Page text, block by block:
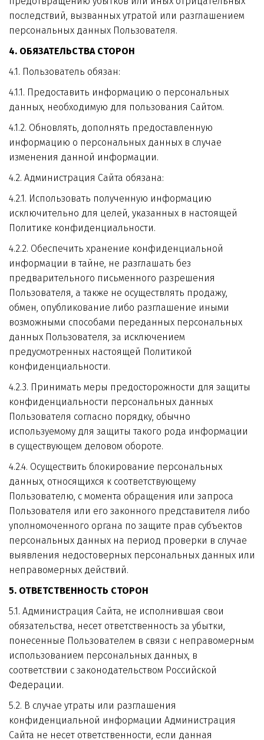
последствий, вызванных утратой или разглашением
персональных данных Пользователя.
4. ОБЯЗАТЕЛЬСТВА СТОРОН
4.1. Пользователь обязан:
4.1.1. Предоставить информацию о персональных
данных, необходимую для пользования Сайтом.
4.1.2. Обновлять, дополнять предоставленную
информацию о персональных данных в случае
изменения данной информации.
4.2. Администрация Сайта обязана:
4.2.1. Использовать полученную информацию
исключительно для целей, указанных в настоящей
Политике конфиденциальности.
4.2.2. Обеспечить хранение конфиденциальной
информации в тайне, не разглашать без
предварительного письменного разрешения
Пользователя, а также не осуществлять продажу,
обмен, опубликование либо разглашение иными
возможными способами переданных персональных
данных Пользователя, за исключением
предусмотренных настоящей Политикой
конфиденциальности.
4.2.3. Принимать меры предосторожности для защиты
конфиденциальности персональных данных
Пользователя согласно порядку, обычно
используемому для защиты такого рода информации
в существующем деловом обороте.
4.2.4. Осуществить блокирование персональных
данных, относящихся к соответствующему
Пользователю, с момента обращения или запроса
Пользователя или его законного представителя либо
уполномоченного органа по защите прав субъектов
персональных данных на период проверки в случае
выявления недостоверных персональных данных или
неправомерных действий.
5. ОТВЕТСТВЕННОСТЬ СТОРОН
5.1. Администрация Сайта, не исполнившая свои
обязательства, несет ответственность за убытки,
понесенные Пользователем в связи с неправомерным
использованием персональных данных, в
соответствии с законодательством Российской
Федерации.
5.2. В случае утраты или разглашения
конфиденциальной информации Администрация
Сайта не несет ответственности, если данная